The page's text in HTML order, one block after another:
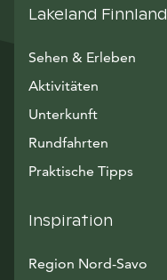
Lakeland Finnland
Sehen & Erleben
Aktivitäten
Unterkunft
Rundfahrten
Praktische Tipps
Inspiration
Region Nord-Savo